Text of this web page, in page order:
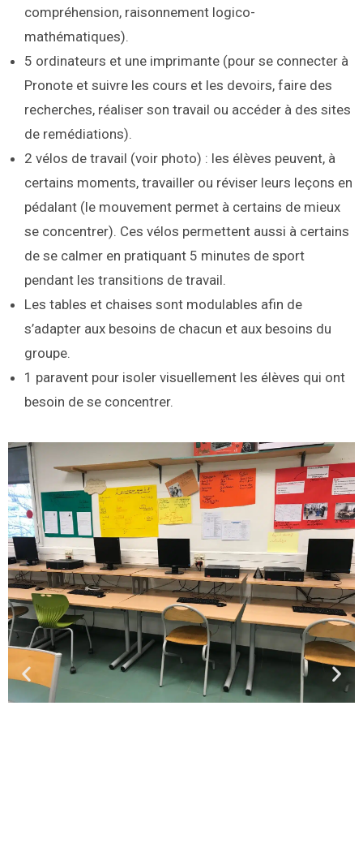
compréhension, raisonnement logico-
mathématiques).
5 ordinateurs et une imprimante (pour se connecter à
Pronote et suivre les cours et les devoirs, faire des
recherches, réaliser son travail ou accéder à des sites
de remédiations).
2 vélos de travail (voir photo) : les élèves peuvent, à
certains moments, travailler ou réviser leurs leçons en
pédalant (le mouvement permet à certains de mieux
se concentrer). Ces vélos permettent aussi à certains
de se calmer en pratiquant 5 minutes de sport
pendant les transitions de travail.
Les tables et chaises sont modulables afin de
s’adapter aux besoins de chacun et aux besoins du
groupe.
1 paravent pour isoler visuellement les élèves qui ont
besoin de se concentrer.